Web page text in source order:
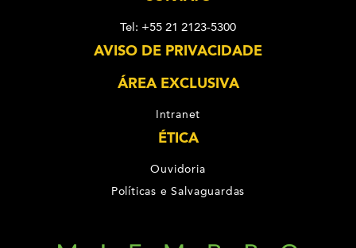
Tel: +55 21 2123-5300
AVISO DE PRIVACIDADE
ÁREA EXCLUSIVA
Intranet
ÉTICA
Ouvidoria
Políticas e Salvaguardas